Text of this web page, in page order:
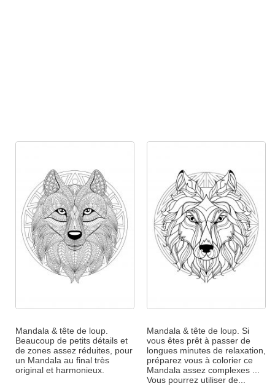
Mandala & tête de loup.
Beaucoup de petits détails et
de zones assez réduites, pour
un Mandala au final très
original et harmonieux.
Mandala & tête de loup. Si
vous êtes prêt à passer de
longues minutes de relaxation,
préparez vous à colorier ce
Mandala assez complexes ...
Vous pourrez utiliser de...